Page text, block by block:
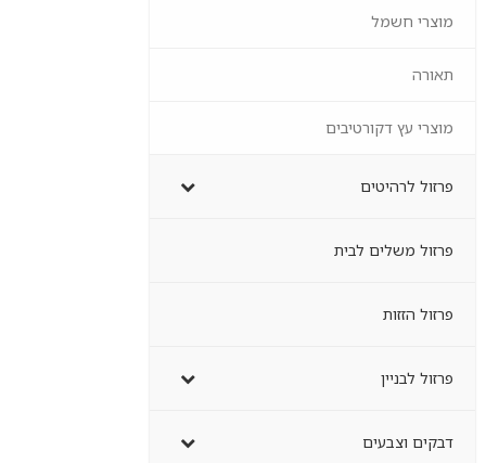
מוצרי חשמל
תאורה
מוצרי עץ דקורטיבים
פרזול לרהיטים
פרזול משלים לבית
פרזול הזזות
פרזול לבניין
דבקים וצבעים